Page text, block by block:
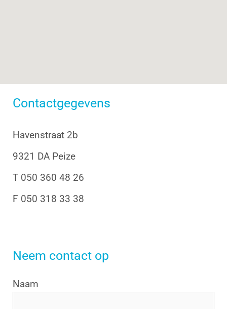
Contactgegevens
Havenstraat 2b
9321 DA Peize
T 050 360 48 26
F 050 318 33 38
Neem contact op
Naam